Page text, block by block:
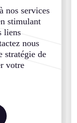
nos services
stimulant
liens
nous
stratégie de
votre